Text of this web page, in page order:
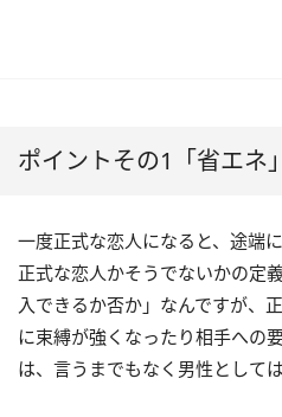
ポイントその1「省エネ」
一度正式な恋人になると、途端
正式な恋人かそうでないかの定
入できるか否か」なんですが、
に束縛が強くなったり相手への
は、言うまでもなく男性としては